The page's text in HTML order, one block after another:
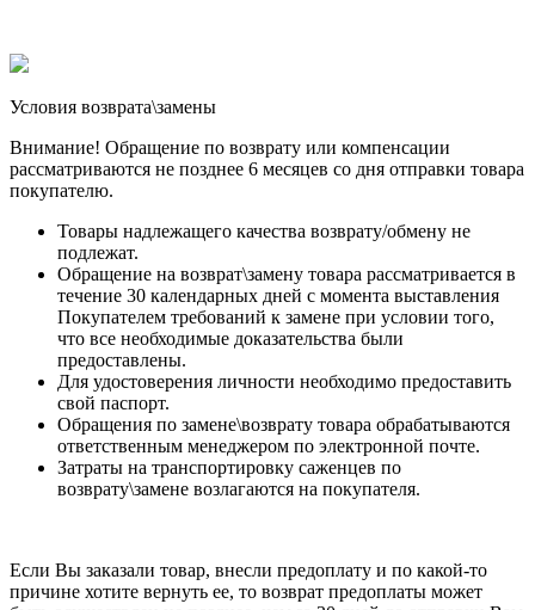
Условия возврата\замены
Внимание! Обращение по возврату или компенсации
рассматриваются не позднее 6 месяцев со дня отправки товара
покупателю.
Товары надлежащего качества возврату/обмену не
подлежат.
Обращение на возврат\замену товара рассматривается в
течение 30 календарных дней с момента выставления
Покупателем требований к замене при условии того,
что все необходимые доказательства были
предоставлены.
Для удостоверения личности необходимо предоставить
свой паспорт.
Обращения по замене\возврату товара обрабатываются
ответственным менеджером по электронной почте.
Затраты на транспортировку саженцев по
возврату\замене возлагаются на покупателя.
Если Вы заказали товар, внесли предоплату и по какой-то
причине хотите вернуть ее, то возврат предоплаты может